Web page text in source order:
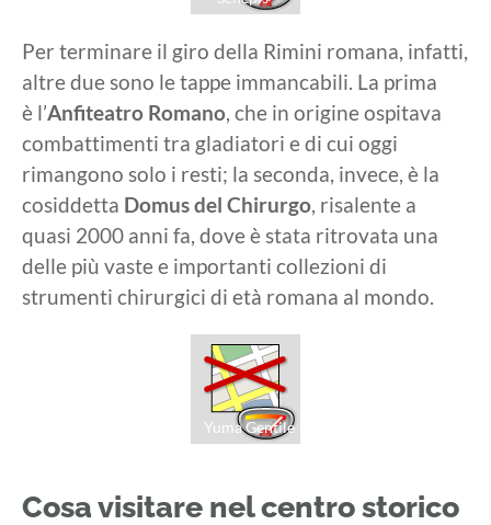
Per terminare il giro della Rimini romana, infatti,
altre due sono le tappe immancabili. La prima
è l’Anfiteatro Romano, che in origine ospitava
combattimenti tra gladiatori e di cui oggi
rimangono solo i resti; la seconda, invece, è la
cosiddetta Domus del Chirurgo, risalente a
quasi 2000 anni fa, dove è stata ritrovata una
delle più vaste e importanti collezioni di
strumenti chirurgici di età romana al mondo.
Yuma Gentile
Cosa visitare nel centro storico